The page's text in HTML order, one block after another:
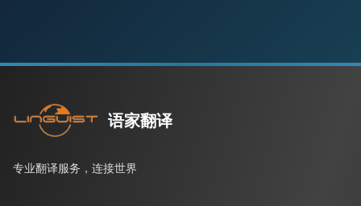
语家翻译
专业翻译服务，连接世界